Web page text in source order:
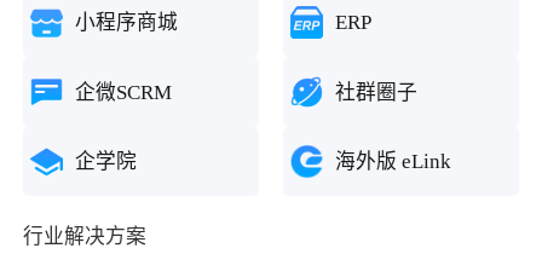
小程序商城 ERP
企微SCRM 社群圈子
企学院 海外版 eLink
行业解决方案